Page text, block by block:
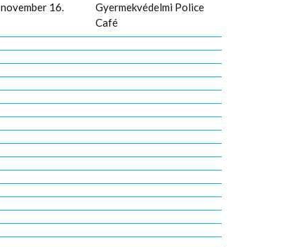
november 16.
Gyermekvédelmi Police
Café